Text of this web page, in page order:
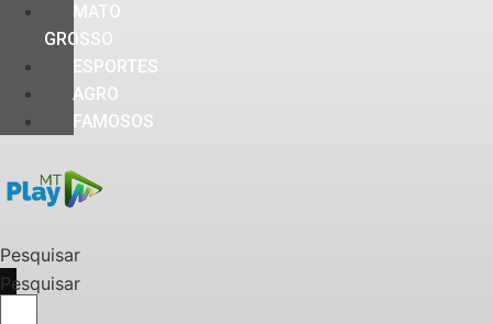
MATO
GROSSO
ESPORTES
AGRO
FAMOSOS
Pesquisar
Pesquisar